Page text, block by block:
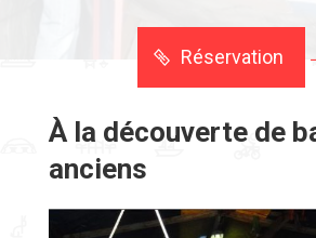
Réservation
À la découverte de
anciens